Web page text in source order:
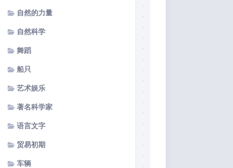
自然的力量
自然科学
舞蹈
船只
艺术娱乐
著名科学家
语言文字
贸易初期
车辆